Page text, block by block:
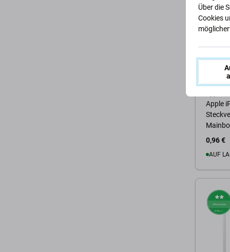
Apple
0,96 €
AUF
Über die
Cookies